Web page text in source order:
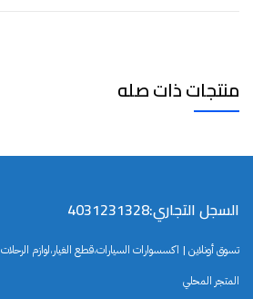
منتجات ذات صله
السجل التجاري:4031231328
تسوق أونلاين | اكسسوارات السيارات،قطع الغيار،لوازم الرحلات
المتجر المحلي